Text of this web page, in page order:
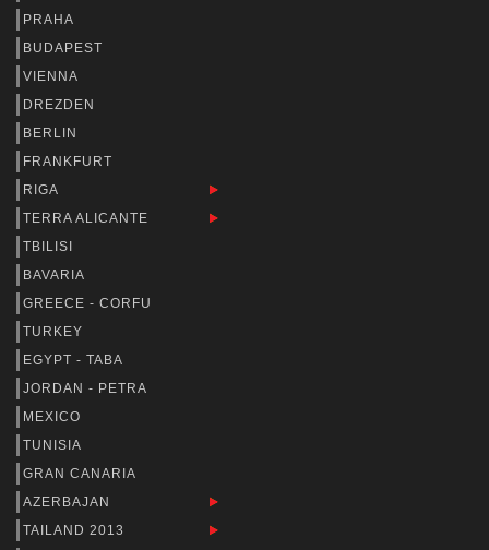
PRAHA
BUDAPEST
VIENNA
DREZDEN
BERLIN
FRANKFURT
RIGA
TERRA ALICANTE
TBILISI
BAVARIA
GREECE - CORFU
TURKEY
EGYPT - TABA
JORDAN - PETRA
MEXICO
TUNISIA
GRAN CANARIA
AZERBAJAN
TAILAND 2013